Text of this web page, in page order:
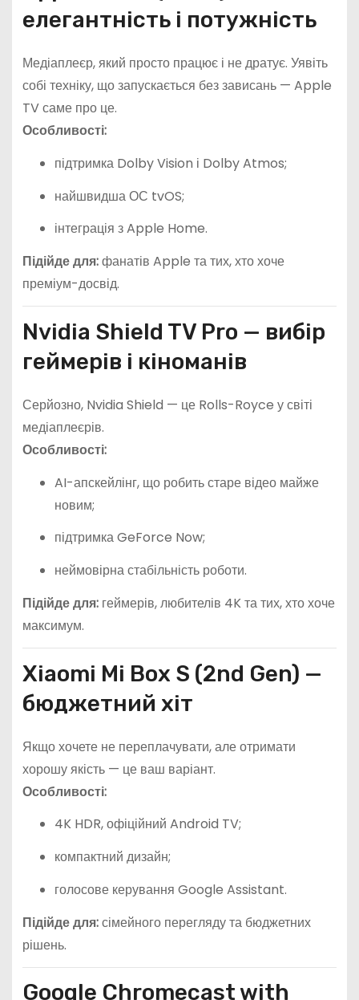
елегантність і потужність
Медіаплеєр, який просто працює і не дратує. Уявіть
собі техніку, що запускається без зависань — Apple
TV саме про це.
Особливості:
підтримка Dolby Vision і Dolby Atmos;
найшвидша ОС tvOS;
інтеграція з Apple Home.
Підійде для:фанатів Apple та тих, хто хоче
преміум-досвід.
Nvidia Shield TV Pro — вибір
геймерів і кіноманів
Серйозно, Nvidia Shield — це Rolls-Royce у світі
медіаплеєрів.
Особливості:
AI-апскейлінг, що робить старе відео майже
новим;
підтримка GeForce Now;
неймовірна стабільність роботи.
Підійде для:геймерів, любителів 4K та тих, хто хоче
максимум.
Xiaomi Mi Box S (2nd Gen) —
бюджетний хіт
Якщо хочете не переплачувати, але отримати
хорошу якість — це ваш варіант.
Особливості:
4K HDR, офіційний Android TV;
компактний дизайн;
голосове керування Google Assistant.
Підійде для:сімейного перегляду та бюджетних
рішень.
Google Chromecast with